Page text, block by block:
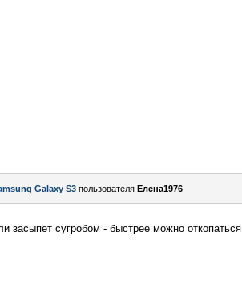
Galaxy S3 пользователя Елена1976
засыпет сугробом - быстрее можно откопаться